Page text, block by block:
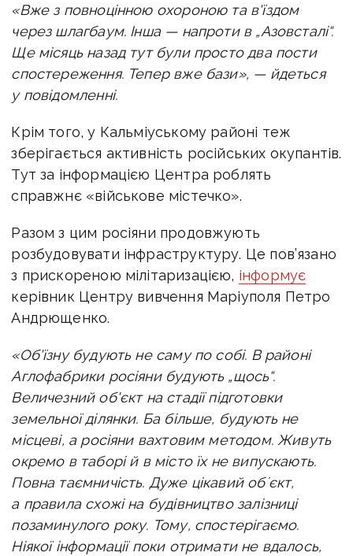
«Вже з повноцінною охороною та в'їздом
через шлагбаум. Інша — напроти в „Азовсталі“.
Ще місяць назад тут були просто два пости
спостереження. Тепер вже бази», — йдеться
у повідомленні.
Крім того, у Кальміуському районі теж
зберігається активність російських окупантів.
Тут за інформацією Центра роблять
справжнє «військове містечко».
Разом з цим росіяни продовжують
розбудовувати інфраструктуру. Це пов’язано
з прискореною мілітаризацією, інформує
керівник Центру вивчення Маріуполя Петро
Андрющенко.
«Об'їзну будують не саму по собі. В районі
Аглофабрики росіяни будують „щось“.
Величезний об'єкт на стадії підготовки
земельної ділянки. Ба більше, будують не
місцеві, а росіяни вахтовим методом. Живуть
окремо в таборі й в місто їх не випускають.
Повна таємничість. Дуже цікавий обʼєкт,
а правила схожі на будівництво залізниці
позаминулого року. Тому, спостерігаємо.
Ніякої інформації поки отримати не вдалось,